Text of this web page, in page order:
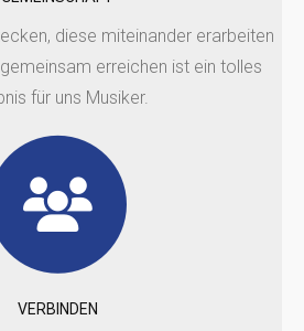
diese miteinander erarbeiten
erreichen ist ein tolles
für uns Musiker.
VERBINDEN